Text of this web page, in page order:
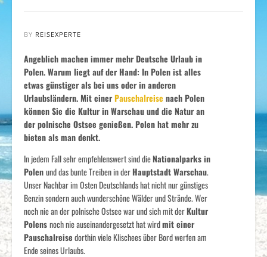
BY REISEXPERTE
Angeblich machen immer mehr Deutsche Urlaub in
Polen. Warum liegt auf der Hand: In Polen ist alles
etwas günstiger als bei uns oder in anderen
Urlaubsländern. Mit einerPauschalreise nach Polen
können Sie die Kultur in Warschau und die Natur an
der polnische Ostsee genießen. Polen hat mehr zu
bieten als man denkt.
In jedem Fall sehr empfehlenswert sind dieNationalparks in
Polenund das bunte Treiben in derHauptstadt Warschau.
Unser Nachbar im Osten Deutschlands hat nicht nur günstiges
Benzin sondern auch wunderschöne Wälder und Strände. Wer
noch nie an der polnische Ostsee war und sich mit derKultur
Polensnoch nie auseinandergesetzt hat wirdmit einer
Pauschalreisedorthin viele Klischees über Bord werfen am
Ende seines Urlaubs.